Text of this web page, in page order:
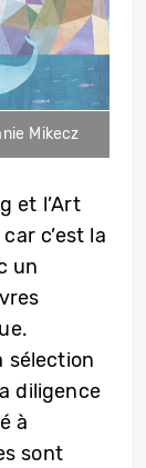
Mikecz
et l’Art
c’est la
un
sélection
diligence
à
sont